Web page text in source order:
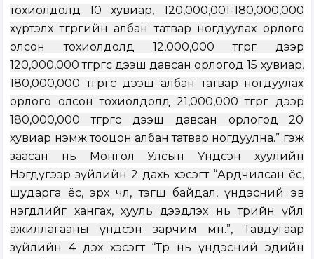
тохиолдолд 10 хувиар, 120,000,001-180,000,000
хүртэлх төгрөгийн албан татвар ногдуулах орлого
олсон тохиолдолд 12,000,000 төгрөг дээр
120,000,000 төгрөгөөс дээш давсан орлогод 15 хувиар,
180,000,000 төгрөгөөс дээш албан татвар ногдуулах
орлого олсон тохиолдолд 21,000,000 төгрөг дээр
180,000,000 төгрөгөөс дээш давсан орлогод 20
хувиар нэмж тооцон албан татвар ногдуулна.” гэж
заасан нь Монгол Улсын Үндсэн хуулийн
Нэгдүгээр зүйлийн 2 дахь хэсэгт “Ардчилсан ёс,
шударга ёс, эрх чөлөө, тэгш байдал, үндэсний эв
нэгдлийг хангах, хууль дээдлэх нь төрийн үйл
ажиллагааны үндсэн зарчим мөн.”, Тавдугаар
зүйлийн 4 дэх хэсэгт “Төр нь үндэсний эдийн